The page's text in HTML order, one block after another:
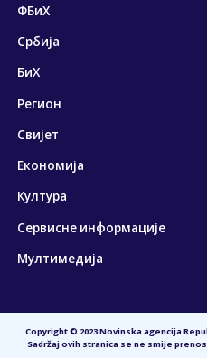
ФБиХ
Србија
БиХ
Регион
Свијет
Економија
Култура
Сервисне информације
Мултимедија
Copyright © 2023 Novinska agencija
Sadržaj ovih stranica se ne smije